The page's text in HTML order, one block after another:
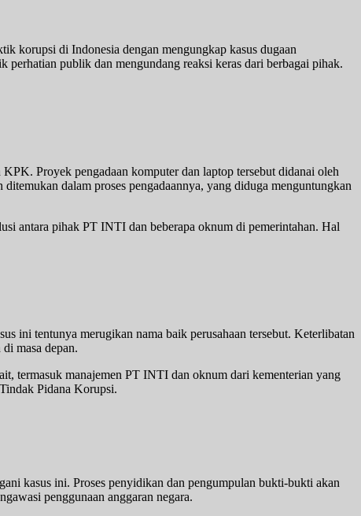
korupsi di Indonesia dengan mengungkap kasus dugaan
publik dan mengundang reaksi keras dari berbagai pihak.
Proyek pengadaan komputer dan laptop tersebut didanai oleh
dalam proses pengadaannya, yang diduga menguntungkan
antara pihak PT INTI dan beberapa oknum di pemerintahan. Hal
ini tentunya merugikan nama baik perusahaan tersebut. Keterlibatan
masa depan.
termasuk manajemen PT INTI dan oknum dari kementerian yang
Pidana Korupsi.
kasus ini. Proses penyidikan dan pengumpulan bukti-bukti akan
penggunaan anggaran negara.